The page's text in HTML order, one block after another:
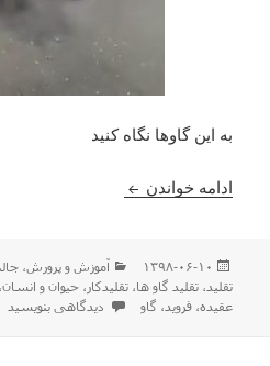
به این گاوها نگاه کنید
ادامه خواندن تقلید گاو ها از یکدیگر
ارسال
شده
در
۱۳۹۸-۰۶-۱۰ دسته‌ها
آموزش و پرورش،
تقلید،تقلید گاو ها،تقلیدکار ،حیوان و انسان
عقیده،فروید، گاو برای تقلید گاو ها از
دیدگاهی بنویسید